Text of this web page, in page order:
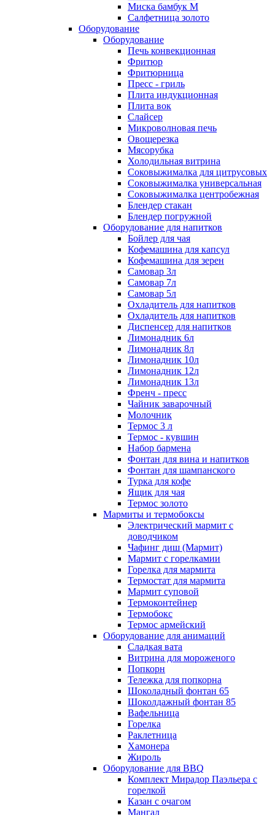
Миска бамбук M
Салфетница золото
Оборудование
Оборудование
Печь конвекционная
Фритюр
Фритюрница
Пресс - гриль
Плита индукционная
Плита вок
Слайсер
Микроволновая печь
Овощерезка
Мясорубка
Холодильная витрина
Соковыжималка для цитрусовых
Соковыжималка универсальная
Соковыжималка центробежная
Блендер стакан
Блендер погружной
Оборудование для напитков
Бойлер для чая
Кофемашина для капсул
Кофемашина для зерен
Самовар 3л
Самовар 7л
Самовар 5л
Охладитель для напитков
Охладитель для напитков
Диспенсер для напитков
Лимонадник 6л
Лимонадник 8л
Лимонадник 10л
Лимонадник 12л
Лимонадник 13л
Френч - пресс
Чайник заварочный
Молочник
Термос 3 л
Термос - кувшин
Набор бармена
Фонтан для вина и напитков
Фонтан для шампанского
Турка для кофе
Ящик для чая
Термос золото
Мармиты и термобоксы
Электрический мармит с
доводчиком
Чафинг диш (Мармит)
Мармит с горелкамии
Горелка для мармита
Термостат для мармита
Мармит суповой
Термоконтейнер
Термобокс
Термос армейский
Оборудование для анимаций
Сладкая вата
Витрина для мороженого
Попкорн
Тележка для попкорна
Шоколадный фонтан 65
Шоколдажный фонтан 85
Вафельница
Горелка
Раклетница
Хамонера
Жироль
Оборудование для BBQ
Комплект Мирадор Паэльера с
горелкой
Казан с очагом
Мангал